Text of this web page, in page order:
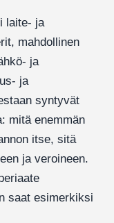
laite- ja
mahdollinen
ja
ja
syntyvät
mitä enemmän
itse, sitä
ja veroineen.
saat esimerkiksi